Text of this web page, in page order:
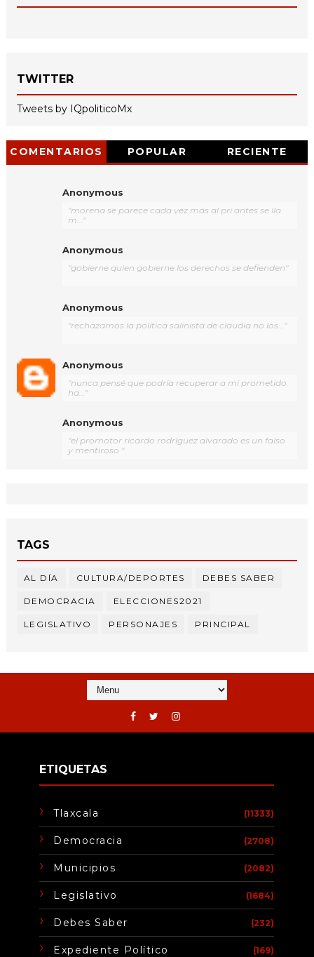
TWITTER
Tweets by IQpoliticoMx
COMENTARIOS POPULAR RECIENTE
Anonymous
"morena se parece cada vez más al pri antes se lla
m..."
Anonymous
"gobierne quien gobierne los derechos se defienden"
Anonymous
"rechazamos la política salinista de claudia no los..."
Anonymous
"nunca pensé que podría recuperar a mi prometido
ha..."
Anonymous
"el promotor ricardo rodríguez alvarado es un falso
y mentiroso "
TAGS
AL DÍA CULTURA/DEPORTES DEBES SABER
DEMOCRACIA ELECCIONES2021
LEGISLATIVO PERSONAJES PRINCIPAL
ETIQUETAS
Tlaxcala (11333)
Democracia (2708)
Municipios (2082)
Legislativo (1684)
Debes Saber (232)
Expediente Político (169)